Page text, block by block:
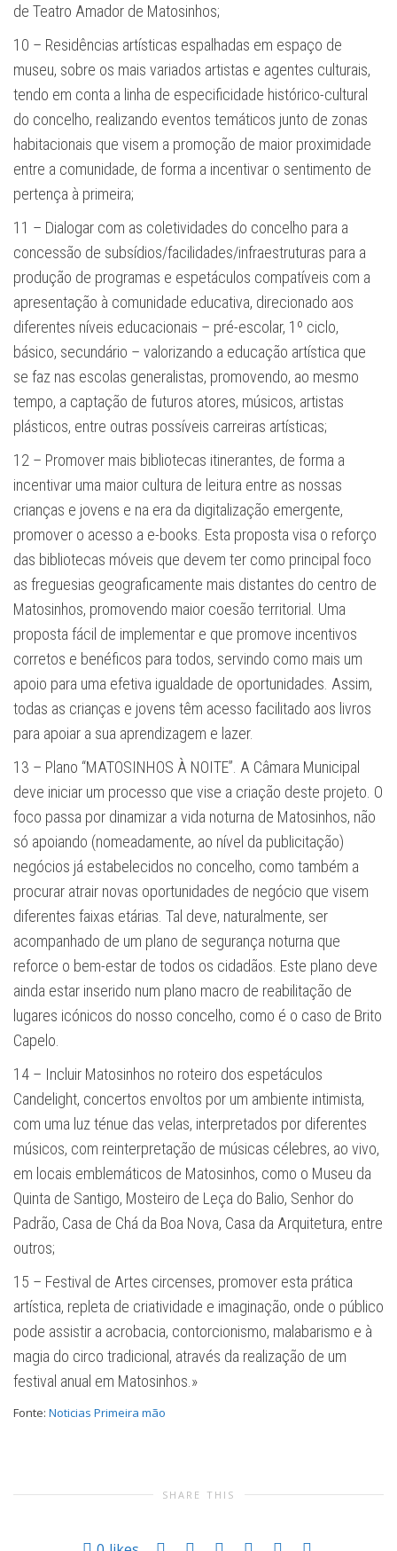
de Teatro Amador de Matosinhos;
10 – Residências artísticas espalhadas em espaço de
museu, sobre os mais variados artistas e agentes culturais,
tendo em conta a linha de especificidade histórico-cultural
do concelho, realizando eventos temáticos junto de zonas
habitacionais que visem a pro­moção de maior proximidade
entre a comunidade, de forma a incentivar o sentimento de
pertença à primeira;
11 – Dialogar com as coletividades do concelho para a
concessão de subsídios/faci­lidades/infraestruturas para a
produção de programas e espetáculos compatíveis com a
apresentação à comunidade educativa, direcionado aos
diferentes níveis educacionais – pré-escolar, 1º ciclo,
básico, secundário – valorizando a educação artística que
se faz nas escolas generalistas, promovendo, ao mesmo
tempo, a captação de futuros atores, músicos, artistas
plásticos, entre outras possíveis carreiras artísticas;
12 – Promover mais bibliotecas itinerantes, de forma a
incentivar uma maior cultura de leitura entre as nossas
crianças e jovens e na era da digitalização emergente,
promover o acesso a e-books. Esta proposta visa o reforço
das bibliotecas móveis que devem ter como principal foco
as freguesias geograficamente mais distantes do centro de
Matosinhos, promovendo maior coesão territorial. Uma
proposta fácil de implementar e que promove incentivos
corretos e benéficos para todos, servindo como mais um
apoio para uma efetiva igualdade de oportunidades. Assim,
todas as crianças e jovens têm acesso facilitado aos livros
para apoiar a sua aprendizagem e lazer.
13 – Plano “MATOSINHOS À NOITE”. A Câmara Municipal
deve iniciar um processo que vise a criação deste projeto. O
foco passa por dinamizar a vida noturna de Matosinhos, não
só apoiando (nomeadamente, ao nível da publicitação)
negócios já estabelecidos no concelho, como também a
procurar atrair novas oportunidades de negócio que visem
diferentes faixas etárias. Tal deve, naturalmente, ser
acompanhado de um plano de segurança noturna que
reforce o bem-estar de todos os cidadãos. Este plano deve
ainda estar inserido num plano macro de reabilitação de
lugares icónicos do nosso concelho, como é o caso de Brito
Capelo.
14 – Incluir Matosinhos no roteiro dos espetáculos
Candelight, concertos envoltos por um ambiente intimista,
com uma luz ténue das velas, interpretados por diferentes
músicos, com reinterpretação de músicas célebres, ao vivo,
em locais emblemáticos de Matosinhos, como o Museu da
Quinta de Santigo, Mosteiro de Leça do Balio, Senhor do
Padrão, Casa de Chá da Boa Nova, Casa da Arquitetura, entre
outros;
15 – Festival de Artes circenses, promover esta prática
artística, repleta de criatividade e imaginação, onde o público
pode assistir a acrobacia, contorcionismo, malabarismo e à
magia do circo tradicional, através da realização de um
festival anual em Matosinhos.»
Fonte: Noticias Primeira mão
SHARE THIS